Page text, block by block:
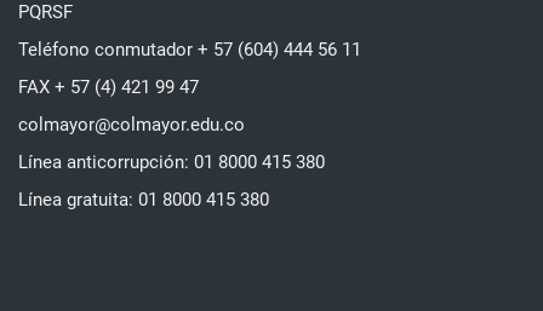
PQRSF
Teléfono conmutador + 57 (604) 444 56 11
FAX + 57 (4) 421 99 47
colmayor@colmayor.edu.co
Línea anticorrupción: 01 8000 415 380
Línea gratuita: 01 8000 415 380